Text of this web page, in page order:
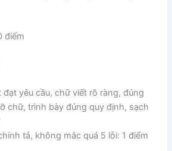
điểm
đạt yêu cầu, chữ viết rõ ràng, đúng
chữ, trình bày đúng quy định, sạch
tả, không mắc quá 5 lỗi: 1 điểm